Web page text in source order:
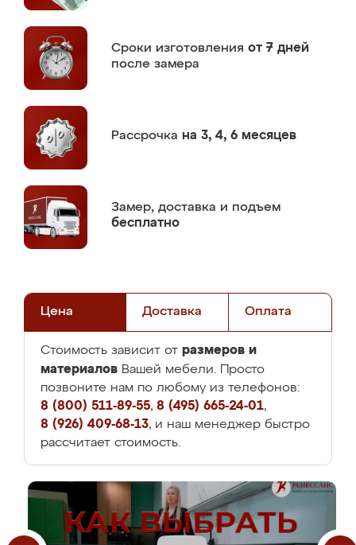
Сроки изготовления от 7 дней
после замера
Рассрочка на 3, 4, 6 месяцев
Замер, доставка и подъем
бесплатно
Цена Доставка Оплата
Стоимость зависит от размеров и
материалов Вашей мебели. Просто
позвоните нам по любому из телефонов:
8 (800) 511-89-55, 8 (495) 665-24-01,
8 (926) 409-68-13, и наш менеджер быстро
рассчитает стоимость.